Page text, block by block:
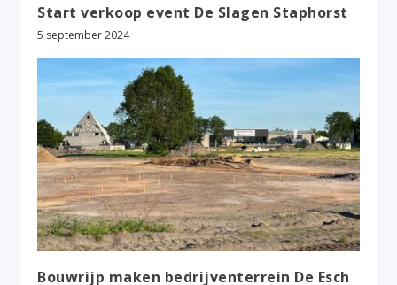
Start verkoop event De Slagen Staphorst
5 september 2024
Bouwrijp maken bedrijventerrein De Esch